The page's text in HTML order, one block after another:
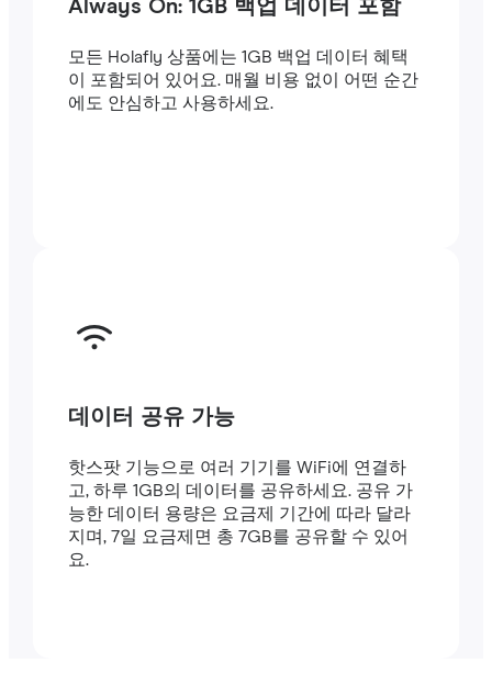
Always On: 1GB 백업 데이터 포함
모든 Holafly 상품에는 1GB 백업 데이터 혜택
이 포함되어 있어요. 매월 비용 없이 어떤 순간
에도 안심하고 사용하세요.
데이터 공유 가능
핫스팟 기능으로 여러 기기를 WiFi에 연결하
고, 하루 1GB의 데이터를 공유하세요. 공유 가
능한 데이터 용량은 요금제 기간에 따라 달라
지며, 7일 요금제면 총 7GB를 공유할 수 있어
요.